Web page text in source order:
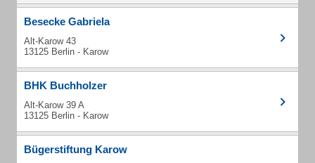
Besecke Gabriela
Alt-Karow 43
13125 Berlin - Karow
BHK Buchholzer
Alt-Karow 39 A
13125 Berlin - Karow
Bügerstiftung Karow